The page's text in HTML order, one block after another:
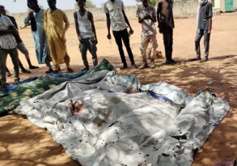
Spor
Yaşam
Anali̇z
Bi̇li̇m & Teknoloji̇